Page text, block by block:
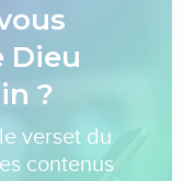
Dieu
?
verset du
contenus